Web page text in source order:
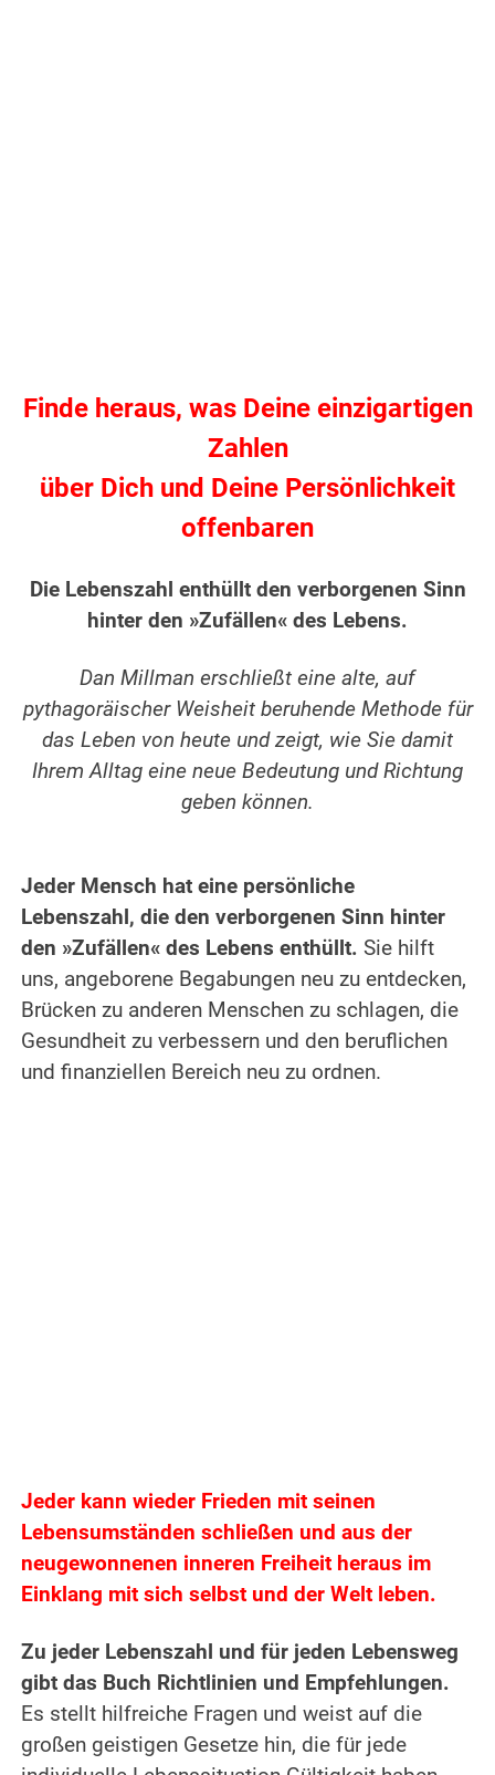
Finde heraus, was Deine einzigartigen
Zahlen
über Dich und Deine Persönlichkeit
offenbaren
Die Lebenszahl enthüllt den verborgenen Sinn
hinter den »Zufällen« des Lebens.
Dan Millman erschließt eine alte, auf
pythagoräischer Weisheit beruhende Methode für
das Leben von heute und zeigt, wie Sie damit
Ihrem Alltag eine neue Bedeutung und Richtung
geben können.
Jeder Mensch hat eine persönliche
Lebenszahl, die den verborgenen Sinn hinter
den »Zufällen« des Lebens enthüllt. Sie hilft
uns, angeborene Begabungen neu zu entdecken,
Brücken zu anderen Menschen zu schlagen, die
Gesundheit zu verbessern und den beruflichen
und finanziellen Bereich neu zu ordnen.
Jeder kann wieder Frieden mit seinen
Lebensumständen schließen und aus der
neugewonnenen inneren Freiheit heraus im
Einklang mit sich selbst und der Welt leben.
Zu jeder Lebenszahl und für jeden Lebensweg
gibt das Buch Richtlinien und Empfehlungen.
Es stellt hilfreiche Fragen und weist auf die
großen geistigen Gesetze hin, die für jede